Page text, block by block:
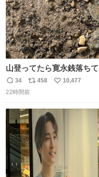
山登ってたら寛永銭落ち
鋳造されたもの。
返
信
34
リ
ポ
ト
数
458
い
数
10,477
22時間前